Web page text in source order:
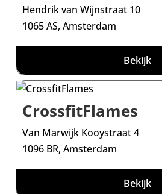
Hendrik van Wijnstraat 10
1065 AS, Amsterdam
Bekijk
CrossfitFlames
Van Marwijk Kooystraat 4
1096 BR, Amsterdam
Bekijk